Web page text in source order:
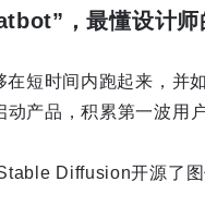
，最懂设计
在短时间内跑起来，并
产品，积累第一波用
Diffusion开源了